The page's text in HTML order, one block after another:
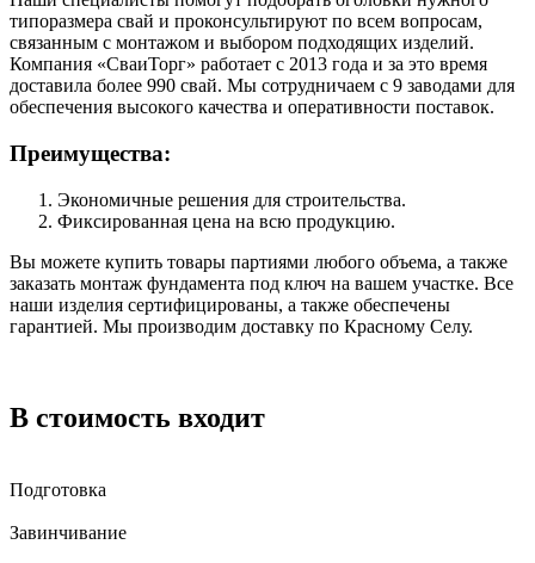
типоразмера свай и проконсультируют по всем вопросам,
связанным с монтажом и выбором подходящих изделий.
Компания «СваиТорг» работает с 2013 года и за это время
доставила более 990 свай. Мы сотрудничаем с 9 заводами для
обеспечения высокого качества и оперативности поставок.
Преимущества:
Экономичные решения для строительства.
Фиксированная цена на всю продукцию.
Вы можете купить товары партиями любого объема, а также
заказать монтаж фундамента под ключ на вашем участке. Все
наши изделия сертифицированы, а также обеспечены
гарантией. Мы производим доставку по Красному Селу.
В стоимость входит
Подготовка
Завинчивание